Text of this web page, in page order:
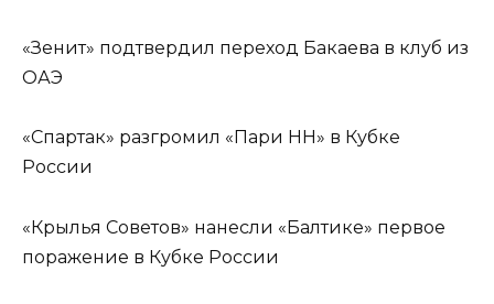
«Зенит» подтвердил переход Бакаева в клуб из
ОАЭ
«Спартак» разгромил «Пари НН» в Кубке
России
«Крылья Советов» нанесли «Балтике» первое
поражение в Кубке России